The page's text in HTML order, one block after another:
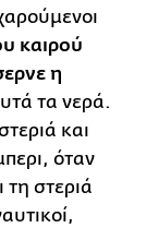
καιρού
η
τα νερά.
και
όταν
στεριά